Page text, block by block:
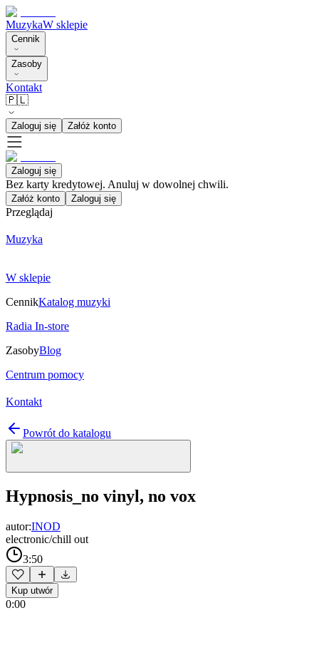
MuzykaW sklepie
Cennik
Zasoby
Kontakt
🇵🇱
Zaloguj się Załóż konto
Zaloguj się
Bez karty kredytowej. Anuluj w dowolnej chwili.
Załóż konto Zaloguj się
Przeglądaj
Muzyka
W sklepie
CennikKatalog muzyki
Radia In-store
ZasobyBlog
Centrum pomocy
Kontakt
Powrót do katalogu
Hypnosis_no vinyl, no vox
autor:INOD
electronic/chill out
3:50
Kup utwór
0:00